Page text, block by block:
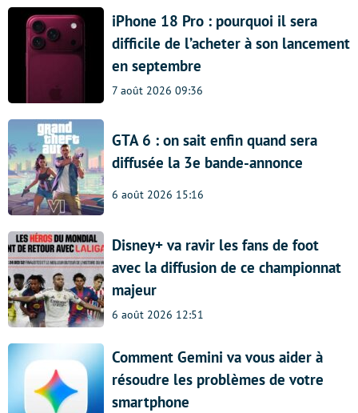
iPhone 18 Pro : pourquoi il sera
difficile de l’acheter à son lancement
en septembre
7 août 2026 09:36
GTA 6 : on sait enfin quand sera
diffusée la 3e bande-annonce
6 août 2026 15:16
Disney+ va ravir les fans de foot
avec la diffusion de ce championnat
majeur
6 août 2026 12:51
Comment Gemini va vous aider à
résoudre les problèmes de votre
smartphone